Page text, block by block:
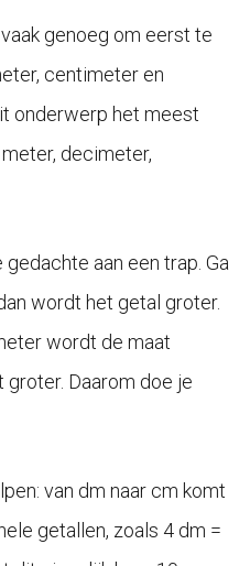
genoeg om eerst te
centimeter en
onderwerp het meest
decimeter,
aan een trap. Ga
wordt het getal groter.
wordt de maat
Daarom doe je
van dm naar cm komt
getallen, zoals 4 dm =